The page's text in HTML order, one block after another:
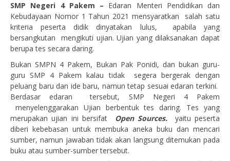
SMP Negeri 4 Pakem – Edaran Menteri Pendidikan dan
Kebudayaan Nomor 1 Tahun 2021 mensyaratkan salah satu
kriteria peserta didik dinyatakan lulus, apabila yang
bersangkutan mengikuti ujian. Ujian yang dilaksanakan dapat
berupa tes secara daring.
Bukan SMPN 4 Pakem, Bukan Pak Ponidi, dan bukan guru-
guru SMP 4 Pakem kalau tidak segera bergerak dengan
peluang baru dan ide baru, namun tetap sesuai edaran terkini.
Berdasar edaran tersebut, SMP Negeri 4 Pakem
menyelenggarakan Ujian berbentuk tes daring. Tes yang
merupakan ujian ini bersifat Open Sources. yaitu peserta
diberi kebebasan untuk membuka aneka buku dan mencari
sumber, namun jawaban tidak akan langsung ditemukan pada
buku atau sumber-sumber tersebut.